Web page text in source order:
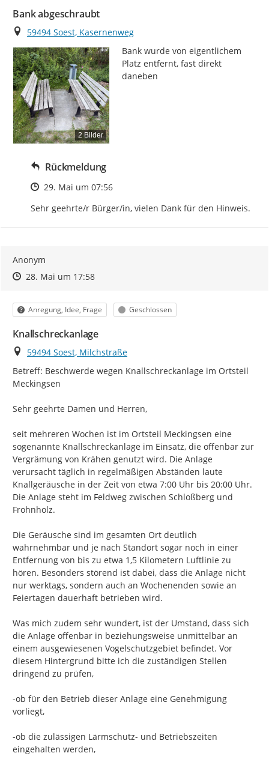
Bank abgeschraubt
Ort
59494 Soest, Kasernenweg
2 Bilder
Bank wurde von eigentlichem
Platz entfernt, fast direkt
daneben
Rückmeldung
Zeitpunkt des Erstellens
29. Mai um 07:56
Sehr geehrte/r Bürger/in, vielen Dank für den Hinweis.
Anonym
Zeitpunkt des Erstellens
Zeitpunkt des Erstellens
28. Mai um 17:58Zur Äußerung
Kategorie
Anregung, Idee, Frage Status
Geschlossen
Knallschreckanlage
Ort
59494 Soest, Milchstraße
Betreff: Beschwerde wegen Knallschreckanlage im Ortsteil
Meckingsen
Sehr geehrte Damen und Herren,
seit mehreren Wochen ist im Ortsteil Meckingsen eine
sogenannte Knallschreckanlage im Einsatz, die offenbar zur
Vergrämung von Krähen genutzt wird. Die Anlage
verursacht täglich in regelmäßigen Abständen laute
Knallgeräusche in der Zeit von etwa 7:00 Uhr bis 20:00 Uhr.
Die Anlage steht im Feldweg zwischen Schloßberg und
Frohnholz.
Die Geräusche sind im gesamten Ort deutlich
wahrnehmbar und je nach Standort sogar noch in einer
Entfernung von bis zu etwa 1,5 Kilometern Luftlinie zu
hören. Besonders störend ist dabei, dass die Anlage nicht
nur werktags, sondern auch an Wochenenden sowie an
Feiertagen dauerhaft betrieben wird.
Was mich zudem sehr wundert, ist der Umstand, dass sich
die Anlage offenbar in beziehungsweise unmittelbar an
einem ausgewiesenen Vogelschutzgebiet befindet. Vor
diesem Hintergrund bitte ich die zuständigen Stellen
dringend zu prüfen,
-ob für den Betrieb dieser Anlage eine Genehmigung
vorliegt,
-ob die zulässigen Lärmschutz- und Betriebszeiten
eingehalten werden,